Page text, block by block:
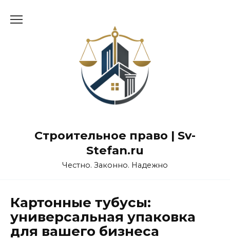
Строительное право | Sv-
Stefan.ru
Честно. Законно. Надежно
Картонные тубусы:
универсальная упаковка
для вашего бизнеса